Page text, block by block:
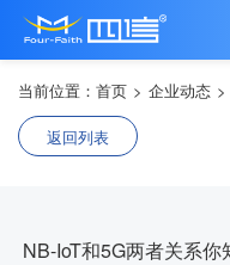
当前位置： 首页 > 企业动态 >
返回列表
NB-IoT和5G两者关系